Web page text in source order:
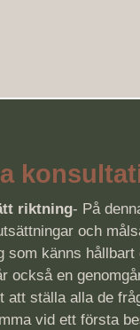
riktning- På
och
som känns
också en
att ställa alla de
vid ett första